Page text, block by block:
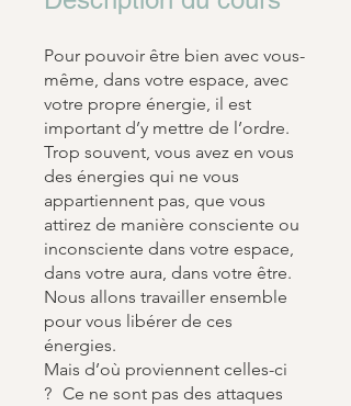
Pour pouvoir être bien avec vous-
même, dans votre espace, avec
votre propre énergie, il est
important d’y mettre de l’ordre.
Trop souvent, vous avez en vous
des énergies qui ne vous
appartiennent pas, que vous
attirez de manière consciente ou
inconsciente dans votre espace,
dans votre aura, dans votre être.
Nous allons travailler ensemble
pour vous libérer de ces
énergies.
Mais d’où proviennent celles-ci
? Ce ne sont pas des attaques